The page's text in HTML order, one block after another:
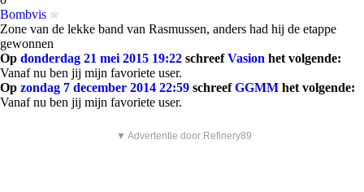
Bombvis
Zone van de lekke band van Rasmussen, anders had hij de etappe
gewonnen
Op donderdag 21 mei 2015 19:22 schreefVasion het volgende:
Vanaf nu ben jij mijn favoriete user.
Op zondag 7 december 2014 22:59 schreefGGMM het volgende:
Vanaf nu ben jij mijn favoriete user.
▼ Advertentie door Refinery89